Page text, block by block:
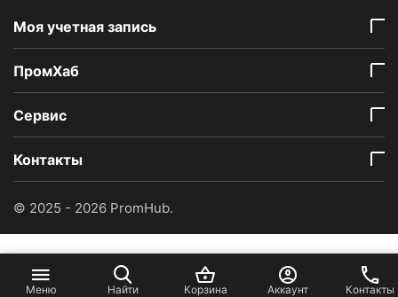
Моя учетная запись
ПромХаб
Сервис
Контакты
© 2025 - 2026 PromHub.
Меню Найти Корзина Аккаунт Контакты